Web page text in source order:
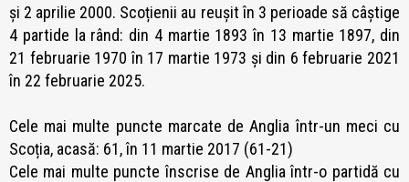
și 2 aprilie 2000. Scoțienii au reușit în 3 perioade să câștige
4 partide la rând: din 4 martie 1893 în 13 martie 1897, din
21 februarie 1970 în 17 martie 1973 și din 6 februarie 2021
în 22 februarie 2025.
Cele mai multe puncte marcate de Anglia într-un meci cu
Scoția, acasă: 61, în 11 martie 2017 (61-21)
Cele mai multe puncte înscrise de Anglia într-o partidă cu